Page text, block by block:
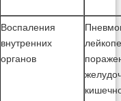
Воспаления
внутренних
органов